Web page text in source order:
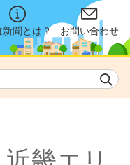
新聞とは？ お問い合わせ